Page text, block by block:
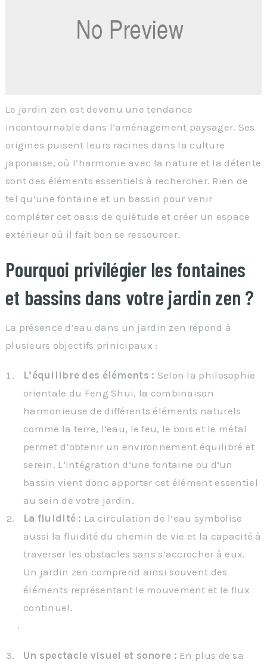
Le jardin zen est devenu une tendance
incontournable dans l’aménagement paysager. Ses
origines puisent leurs racines dans la culture
japonaise, où l’harmonie avec la nature et la détente
sont des éléments essentiels à rechercher. Rien de
tel qu’une fontaine et un bassin pour venir
compléter cet oasis de quiétude et créer un espace
extérieur où il fait bon se ressourcer.
Pourquoi privilégier les fontaines
et bassins dans votre jardin zen ?
La présence d’eau dans un jardin zen répond à
plusieurs objectifs prinicipaux :
L’équilibre des éléments : Selon la philosophie
orientale du Feng Shui, la combinaison
harmonieuse de différents éléments naturels
comme la terre, l’eau, le feu, le bois et le métal
permet d’obtenir un environnement équilibré et
serein. L’intégration d’une fontaine ou d’un
bassin vient donc apporter cet élément essentiel
au sein de votre jardin.
La fluidité : La circulation de l’eau symbolise
aussi la fluidité du chemin de vie et la capacité à
traverser les obstacles sans s’accrocher à eux.
Un jardin zen comprend ainsi souvent des
éléments représentant le mouvement et le flux
continuel.
.
Un spectacle visuel et sonore : En plus de sa